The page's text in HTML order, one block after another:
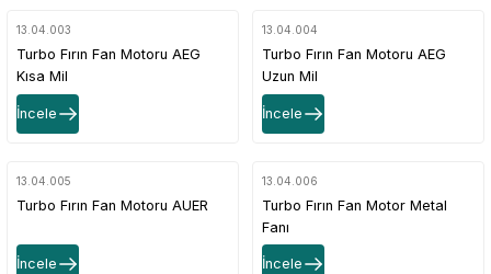
13.04.003
Turbo Fırın Fan Motoru AEG
Kısa Mil
İncele
13.04.004
Turbo Fırın Fan Motoru AEG
Uzun Mil
İncele
13.04.005
Turbo Fırın Fan Motoru AUER
İncele
13.04.006
Turbo Fırın Fan Motor Metal
Fanı
İncele